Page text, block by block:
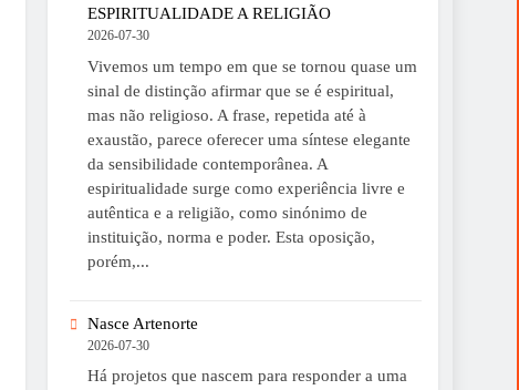
ESPIRITUALIDADE A RELIGIÃO
2026-07-30
Vivemos um tempo em que se tornou quase um
sinal de distinção afirmar que se é espiritual,
mas não religioso. A frase, repetida até à
exaustão, parece oferecer uma síntese elegante
da sensibilidade contemporânea. A
espiritualidade surge como experiência livre e
autêntica e a religião, como sinónimo de
instituição, norma e poder. Esta oposição,
porém,...
Nasce Artenorte
2026-07-30
Há projetos que nascem para responder a uma